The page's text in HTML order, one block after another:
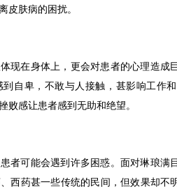
皮肤病的困扰。
现在身体上，更会对患者的心理造成
自卑，不敢与人接触，甚影响工作
败感让患者感到无助和绝望。
者可能会遇到许多困惑。面对琳琅满
西药甚一些传统的民间，但效果却不